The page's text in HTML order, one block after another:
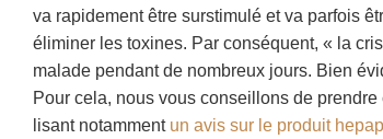
va rapidement être surstimulé et va parfois
éliminer les toxines. Par conséquent, « la
malade pendant de nombreux jours. Bien
Pour cela, nous vous conseillons de
lisant notamment un avis sur le produit